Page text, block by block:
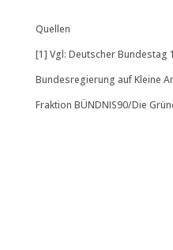
Quellen
[1] Vgl: Deutscher Bundestag
Bundesregierung auf Kleine
Fraktion BÜNDNIS90/Die